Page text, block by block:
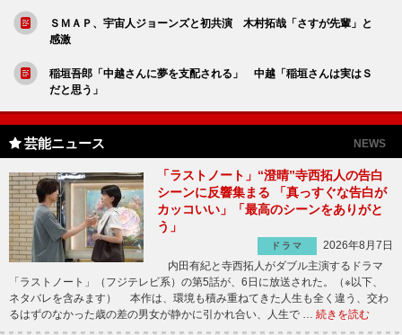
ＳＭＡＰ、宇宙人ジョーンズと初共演 木村拓哉「さすが先輩」と
感激
稲垣吾郎「中越さんに夢を支配される」 中越「稲垣さんは実はＳ
だと思う」
芸能ニュース NEWS
「ラストノート」“澄晴”寺西拓人の告白
シーンに反響集まる 「真っすぐな告白が
カッコいい」「最高のシーンをありがと
う」
ドラマ
2026年8月7日
内田有紀と寺西拓人がダブル主演するドラマ
「ラストノート」（フジテレビ系）の第5話が、6日に放送された。（※以下、
ネタバレを含みます） 本作は、環境も積み重ねてきた人生も全く違う、交わ
るはずのなかった歳の差の男女が静かに引かれ合い、人生で … 続きを読む